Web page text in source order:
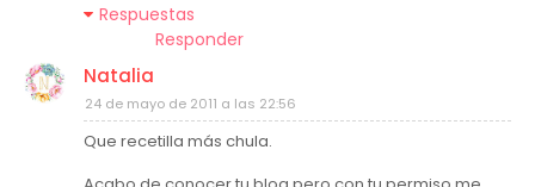
Respuestas
Responder
Natalia
24 de mayo de 2011 a las 22:56
Que recetilla más chula.